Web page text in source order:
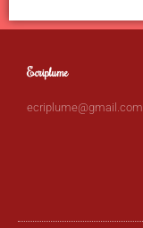
Ecriplume
ecriplume@gmail.com